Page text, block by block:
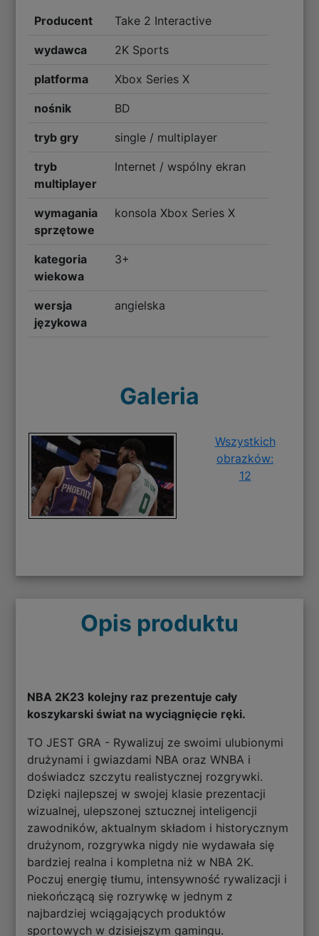
Producent Take 2 Interactive
wydawca 2K Sports
platforma Xbox Series X
nośnik BD
tryb gry single / multiplayer
tryb
multiplayer
Internet / wspólny ekran
wymagania
sprzętowe
konsola Xbox Series X
kategoria
wiekowa
3+
wersja
językowa
angielska
Galeria
Wszystkich
obrazków:
12
Opis produktu
NBA 2K23 kolejny raz prezentuje cały
koszykarski świat na wyciągnięcie ręki.
TO JEST GRA - Rywalizuj ze swoimi ulubionymi
drużynami i gwiazdami NBA oraz WNBA i
doświadcz szczytu realistycznej rozgrywki.
Dzięki najlepszej w swojej klasie prezentacji
wizualnej, ulepszonej sztucznej inteligencji
zawodników, aktualnym składom i historycznym
drużynom, rozgrywka nigdy nie wydawała się
bardziej realna i kompletna niż w NBA 2K.
Poczuj energię tłumu, intensywność rywalizacji i
niekończącą się rozrywkę w jednym z
najbardziej wciągających produktów
sportowych w dzisiejszym gamingu.